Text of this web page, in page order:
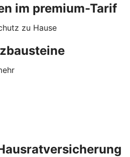
im premium-Tarif
zu Hause